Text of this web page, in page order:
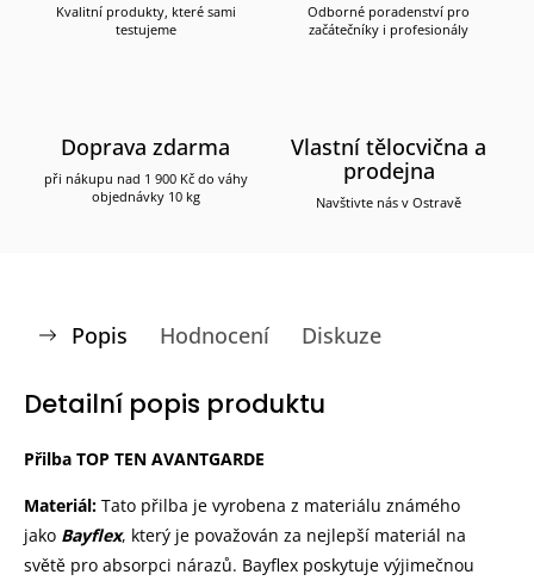
Kvalitní produkty, které sami
testujeme
Odborné poradenství pro
začátečníky i profesionály
Doprava zdarma
při nákupu nad 1 900 Kč do váhy
objednávky 10 kg
Vlastní tělocvična a
prodejna
Navštivte nás v Ostravě
Popis Hodnocení Diskuze
Detailní popis produktu
Přilba TOP TEN AVANTGARDE
Materiál: Tato přilba je vyrobena z materiálu známého
jako Bayflex, který je považován za nejlepší materiál na
světě pro absorpci nárazů. Bayflex poskytuje výjimečnou